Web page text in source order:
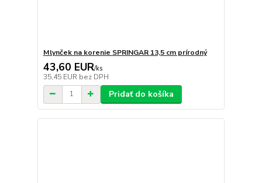
Mlynček na korenie SPRINGAR 13,5 cm prírodný
43,60 EUR/ks
35,45 EUR bez DPH
Pridať do košíka